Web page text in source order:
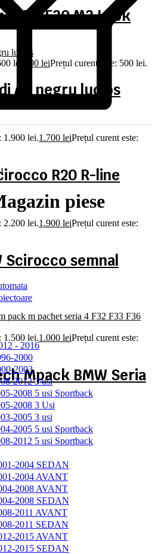
F30 M3 Look
lei. 500 leiPrețul curent este: 500 lei.
A5 negru lucios
1.900 lei.1.700 leiPrețul curent este:
R20 R-line
2.200 lei.1.900 leiPrețul curent este:
Scirocco semnal
1.500 lei.1.000 leiPrețul curent este:
Mpack BMW Seria
piese
- 2016
2000
2003
2012 3 usi
2008 5 usi Sportback
2008 3 Usi
2005 3 usi
2005 5 usi Sportback
2012 5 usi Sportback
2004 SEDAN
2004 AVANT
2008 AVANT
2008 SEDAN
2011 AVANT
2011 SEDAN
2015 AVANT
2015 SEDAN